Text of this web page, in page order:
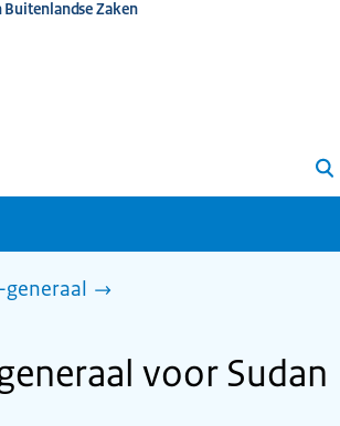
Zaken
generaal
voor Sudan